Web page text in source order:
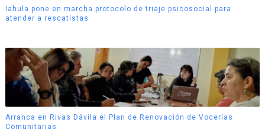
Iahula pone en marcha protocolo de triaje psicosocial para
atender a rescatistas
Arranca en Rivas Dávila el Plan de Renovación de Vocerías
Comunitarias